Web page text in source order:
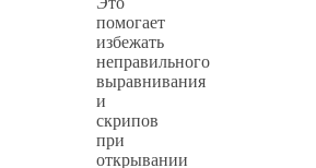
помогает
избежать
неправильного
выравнивания
и
скрипов
при
открывании